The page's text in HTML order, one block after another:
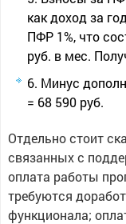
как доход за
ПФР 1%, что
руб. в мес.
Минус
= 68 590 руб.
Отдельно стоит
связанных с
оплата работы
требуются
функционала;